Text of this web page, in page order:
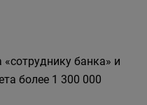
банка» и
более 1 300 000